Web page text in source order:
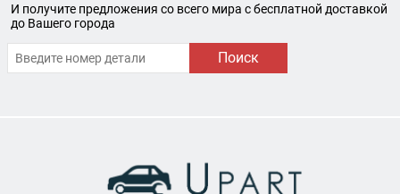
И получите предложения со всего мира с бесплатной доставкой
до Вашего города
Поиск